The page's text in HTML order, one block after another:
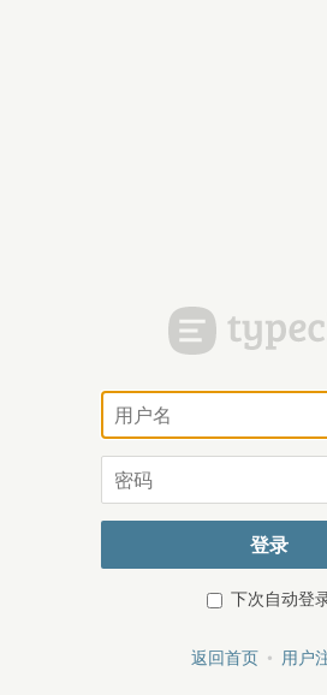
用
户
名
密
登录
下次自动登
返回首页 • 用户